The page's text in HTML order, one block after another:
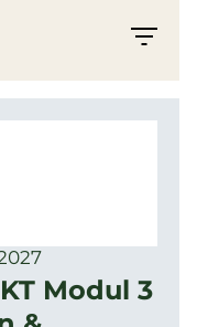
Modul 3